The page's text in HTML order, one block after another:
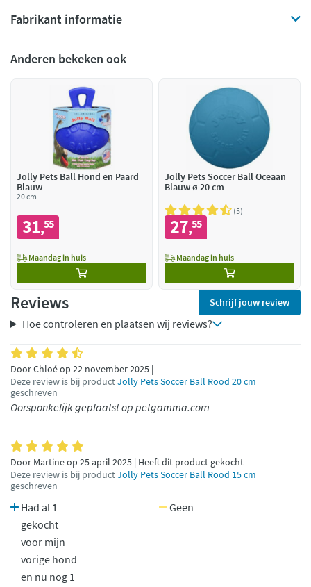
Fabrikant informatie
Anderen bekeken ook
Jolly Pets Ball Hond en Paard
Blauw
20 cm
31,55
Maandag in huis
Jolly Pets Soccer Ball Oceaan
Blauw ø 20 cm
5
27,55
Maandag in huis
Reviews Schrijf jouw review
Hoe controleren en plaatsen wij reviews?
Door Chloé op 22 november 2025 |
Deze review is bij productJolly Pets Soccer Ball Rood 20 cm
geschreven
Oorsponkelijk geplaatst op petgamma.com
Door Martine op 25 april 2025 | Heeft dit product gekocht
Deze review is bij productJolly Pets Soccer Ball Rood 15 cm
geschreven
Had al 1
gekocht
voor mijn
vorige hond
en nu nog 1
Geen